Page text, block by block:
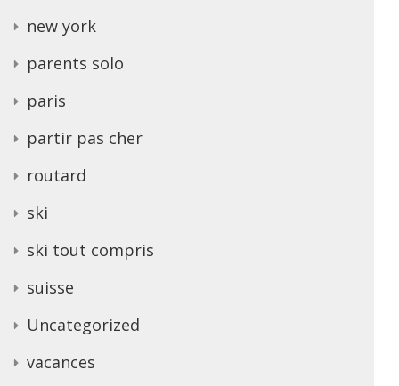
new york
parents solo
paris
partir pas cher
routard
ski
ski tout compris
suisse
Uncategorized
vacances